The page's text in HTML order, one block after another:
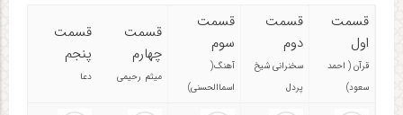
قسمت
اول
قرآن ( احمد
سعود)
قسمت
دوم
سخنرانی شیخ
پردل
قسمت
سوم
آهنگ(
اسماالحسنی)
قسمت
چهارم
میثم رحیمی
قسمت
پنجم
دعا